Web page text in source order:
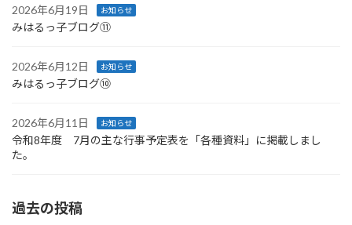
2026年6月19日 お知らせ
みはるっ子ブログ⑪
2026年6月12日 お知らせ
みはるっ子ブログ⑩
2026年6月11日 お知らせ
令和8年度 7月の主な行事予定表を「各種資料」に掲載しまし
た。
過去の投稿